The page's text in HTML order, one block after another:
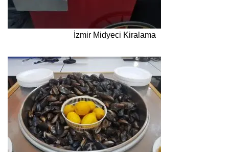
İzmir Midyeci Kiralama